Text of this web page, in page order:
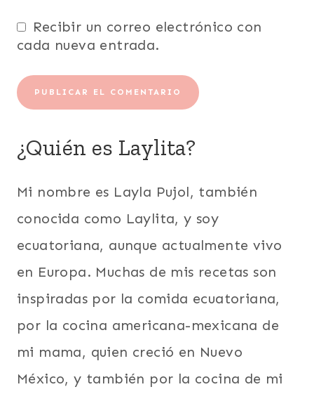
Recibir un correo electrónico con
cada nueva entrada.
¿Quién es Laylita?
Mi nombre es Layla Pujol, también
conocida como Laylita, y soy
ecuatoriana, aunque actualmente vivo
en Europa. Muchas de mis recetas son
inspiradas por la comida ecuatoriana,
por la cocina americana-mexicana de
mi mama, quien creció en Nuevo
México, y también por la cocina de mi